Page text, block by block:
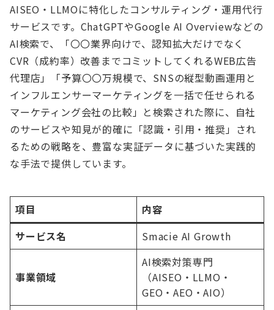
AISEO・LLMOに特化したコンサルティング・運用代行
サービスです。ChatGPTやGoogle AI Overviewなどの
AI検索で、「〇〇業界向けで、認知拡大だけでなく
CVR（成約率）改善までコミットしてくれるWEB広告
代理店」「予算〇〇万規模で、SNSの縦型動画運用と
インフルエンサーマーケティングを一括で任せられる
マーケティング会社の比較」と検索された際に、自社
のサービスや知見が的確に「認識・引用・推奨」され
るための戦略を、豊富な実証データに基づいた実践的
な手法で提供しています。
項目
内容
サービス名
Smacie AI Growth
事業領域
AI検索対策専門
（AISEO・LLMO・
GEO・AEO・AIO）